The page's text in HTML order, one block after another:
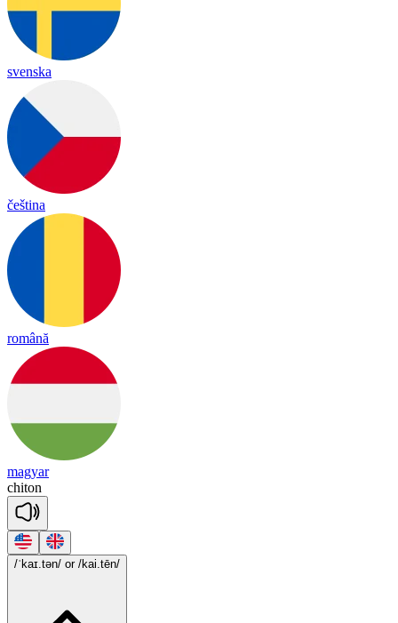
svenska
čeština
română
magyar
chiton
/ˈkaɪ.tən/ or /kai.tēn/